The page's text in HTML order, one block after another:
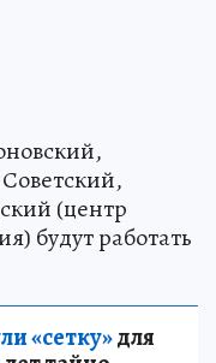
(центр
будут работать